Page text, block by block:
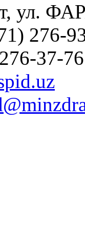
ул.
276-
37-76